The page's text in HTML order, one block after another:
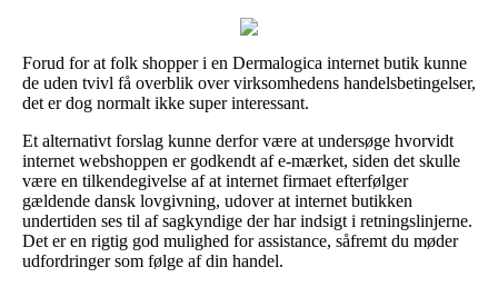
Forud for at folk shopper i en Dermalogica internet butik kunne
de uden tvivl få overblik over virksomhedens handelsbetingelser,
det er dog normalt ikke super interessant.
Et alternativt forslag kunne derfor være at undersøge hvorvidt
internet webshoppen er godkendt af e-mærket, siden det skulle
være en tilkendegivelse af at internet firmaet efterfølger
gældende dansk lovgivning, udover at internet butikken
undertiden ses til af sagkyndige der har indsigt i retningslinjerne.
Det er en rigtig god mulighed for assistance, såfremt du møder
udfordringer som følge af din handel.